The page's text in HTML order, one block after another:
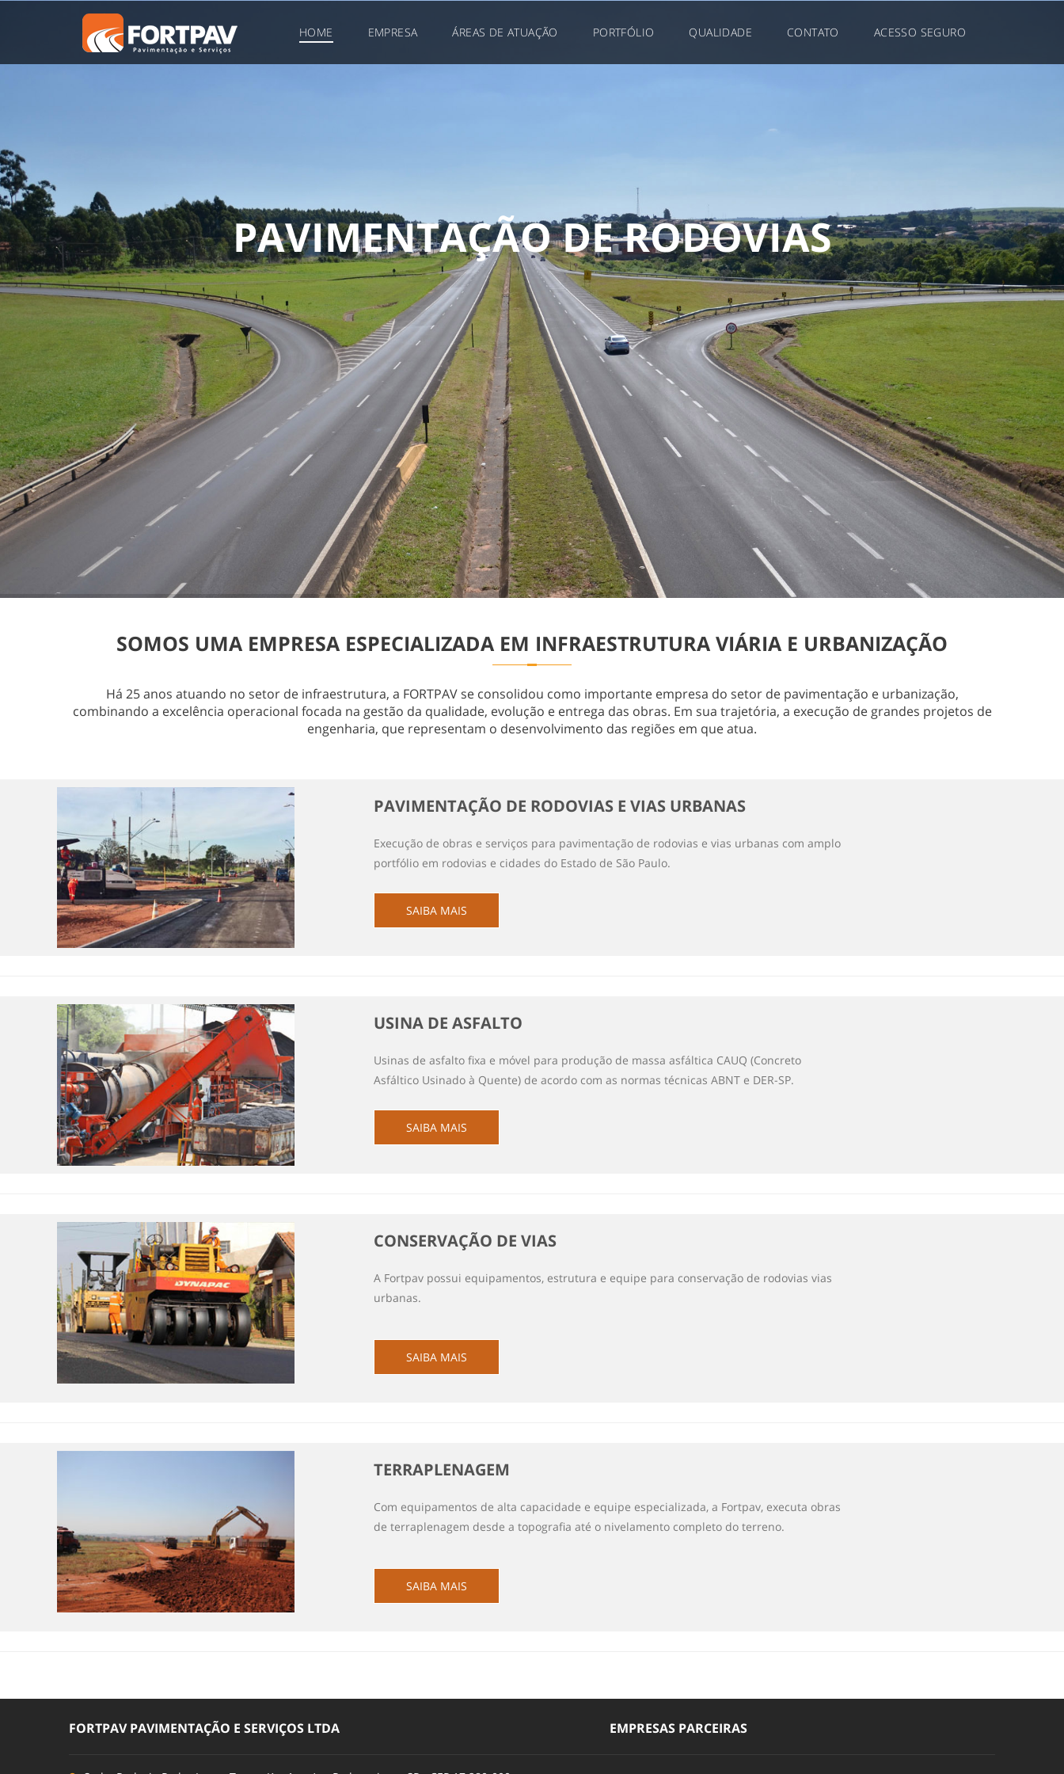
HOME EMPRESA ÁREAS DE ATUAÇÃO PORTFÓLIO QUALIDADE CONTATO ACESSO SEGURO
PAVIMENTAÇÃODERODOVIAS
SOMOS UMA EMPRESA ESPECIALIZADA EM INFRAESTRUTURA VIÁRIA E URBANIZAÇÃO
Há 25 anos atuando no setor de infraestrutura, a FORTPAV se consolidou como importante empresa do setor de pavimentação e urbanização,
combinando a excelência operacional focada na gestão da qualidade, evolução e entrega das obras. Em sua trajetória, a execução de grandes projetos de
engenharia, que representam o desenvolvimento das regiões em que atua.
PAVIMENTAÇÃO DE RODOVIAS E VIAS URBANAS
Execução de obras e serviços para pavimentação de rodovias e vias urbanas com amplo
portfólio em rodovias e cidades do Estado de São Paulo.
SAIBA MAIS
USINA DE ASFALTO
Usinas de asfalto fixa e móvel para produção de massa asfáltica CAUQ (Concreto
Asfáltico Usinado à Quente) de acordo com as normas técnicas ABNT e DER-SP.
SAIBA MAIS
CONSERVAÇÃO DE VIAS
A Fortpav possui equipamentos, estrutura e equipe para conservação de rodovias vias
urbanas.
SAIBA MAIS
TERRAPLENAGEM
Com equipamentos de alta capacidade e equipe especializada, a Fortpav, executa obras
de terraplenagem desde a topografia até o nivelamento completo do terreno.
SAIBA MAIS
FORTPAV PAVIMENTAÇÃO E SERVIÇOS LTDA EMPRESAS PARCEIRAS